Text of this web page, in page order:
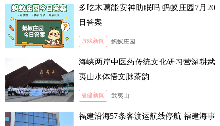
多吃木薯能安神助眠吗 蚂蚁庄园7月20
日答案
游戏新闻 蚂蚁庄园
海峡两岸中医药传统文化研习营深耕武
夷山水体悟文脉茶韵
福建新闻 武夷山
福建沿海57条客渡运航线停航 福建海事